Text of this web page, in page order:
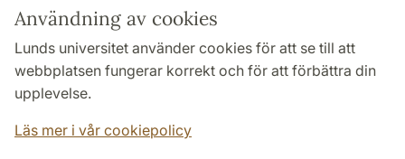
Användning av cookies
Lunds universitet använder cookies för att se till att
webbplatsen fungerar korrekt och för att förbättra din
upplevelse.
Läs mer i vår cookiepolicy
Genvägar
Om webbplatsen och cookies
Behandling av personuppgifter
Tillgänglighetsredogörelse